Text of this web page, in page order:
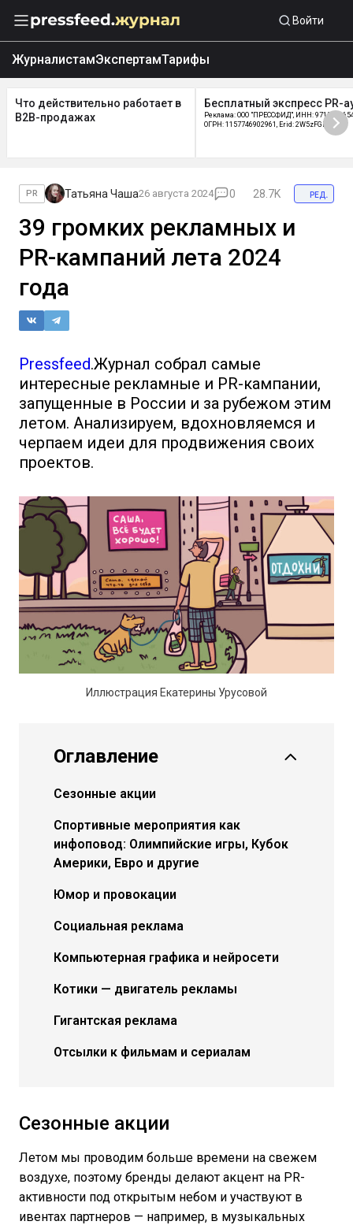
Войти
ЖурналистамЭкспертамТарифы
Что действительно работает в
B2B-продажах
Бесплатный экспресс PR-
Реклама: ООО "ПРЕССФИД", ИНН:
ОГРН: 1157746902961, Erid: 2W5zFGDycPz
PR Татьяна Чаша26 августа 2024 0 28.7K ред.
39 громких рекламных и
PR-кампаний лета 2024
года
Pressfeed.Журнал собрал самые
интересные рекламные и PR-кампании,
запущенные в России и за рубежом этим
летом. Анализируем, вдохновляемся и
черпаем идеи для продвижения своих
проектов.
Иллюстрация Екатерины Урусовой
Оглавление
Сезонные акции
Спортивные мероприятия как
инфоповод: Олимпийские игры, Кубок
Америки, Евро и другие
Юмор и провокации
Социальная реклама
Компьютерная графика и нейросети
Котики — двигатель рекламы
Гигантская реклама
Отсылки к фильмам и сериалам
Сезонные акции
Летом мы проводим больше времени на свежем
воздухе, поэтому бренды делают акцент на PR-
активности под открытым небом и участвуют в
ивентах партнеров — например, в музыкальных